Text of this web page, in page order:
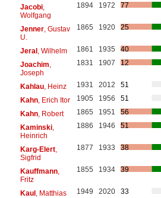
Jacobi,
Wolfgang
1894 1972 77
Jenner, Gustav
U.
1865 1920 25
Jeral, Wilhelm 1861 1935
40
Joachim
Joseph
1831 1907 12
Kahlau, Heinz 1931 2012
51
Kahn, Erich Itor 1905 1956
51
Kahn, Robert 1865 1951
56
Kaminski,
Heinrich
1886 1946 51
Karg-Elert,
Sigfrid
1877 1933 38
Kauffmann,
Fritz
1855 1934 39
Kaul, Matthias 1949 2020
33